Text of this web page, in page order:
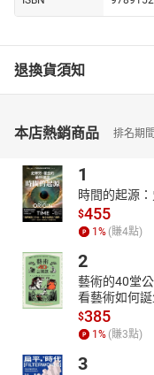
退換貨須知
本店熱銷商品 排名期
1
時間的起源
$455
1 % (賺4點)
2
藝術的40堂
看藝術如何誕
$385
1 % (賺3點)
3